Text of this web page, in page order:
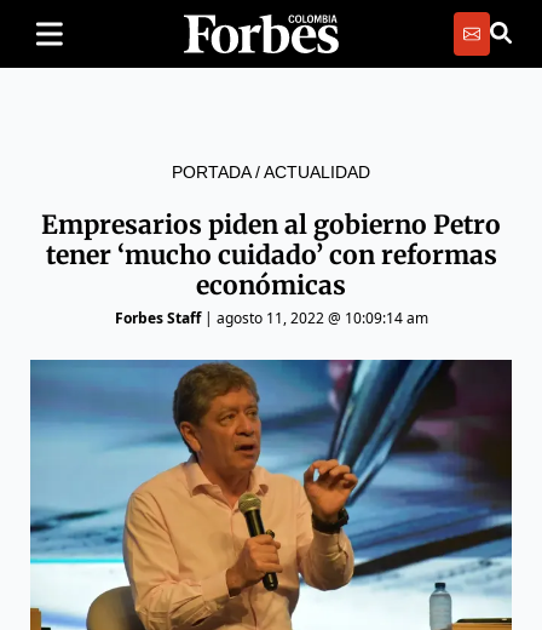
PORTADA/ACTUALIDAD
Empresarios piden al gobierno Petro
tener ‘mucho cuidado’ con reformas
económicas
Forbes Staff| agosto 11, 2022 @ 10:09:14 am